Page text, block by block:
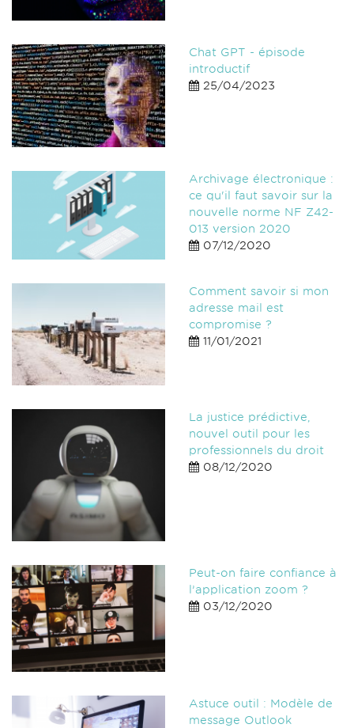
Chat GPT - épisode
introductif
25/04/2023
Archivage électronique :
ce qu'il faut savoir sur la
nouvelle norme NF Z42-
013 version 2020
07/12/2020
Comment savoir si mon
adresse mail est
compromise ?
11/01/2021
La justice prédictive,
nouvel outil pour les
professionnels du droit
08/12/2020
Peut-on faire confiance à
l’application zoom ?
03/12/2020
Astuce outil : Modèle de
message Outlook